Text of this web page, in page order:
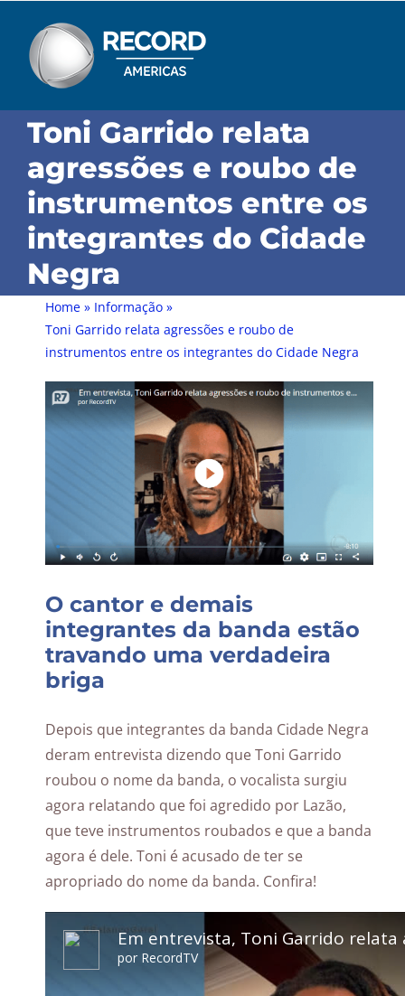
content
Toni Garrido relata
agressões e roubo de
instrumentos entre os
integrantes do Cidade
Negra
Home» Informação»
Toni Garrido relata agressões e roubo de
instrumentos entre os integrantes do Cidade Negra
O cantor e demais
integrantes da banda estão
travando uma verdadeira
briga
Depois que integrantes da banda Cidade Negra
deram entrevista dizendo que Toni Garrido
roubou o nome da banda, o vocalista surgiu
agora relatando que foi agredido por Lazão,
que teve instrumentos roubados e que a banda
agora é dele. Toni é acusado de ter se
apropriado do nome da banda. Confira!